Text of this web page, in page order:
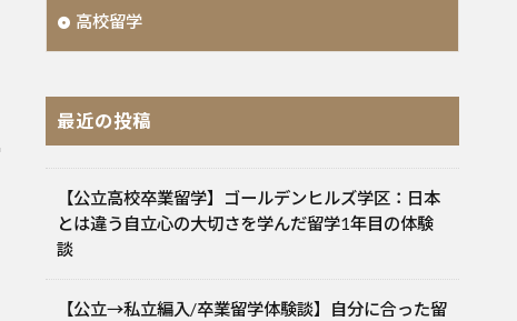
高校留学
最近の投稿
【公立高校卒業留学】ゴールデンヒルズ学区：日本
とは違う自立心の大切さを学んだ留学1年目の体験
談
【公立→私立編入/卒業留学体験談】自分に合った留